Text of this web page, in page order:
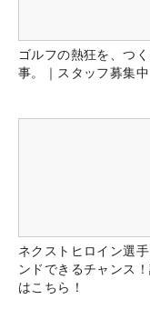
ゴルフの熱狂を、つ
事。｜スタッフ募集中
ネクストヒロイン選
ンドできるチャンス！
はこちら！